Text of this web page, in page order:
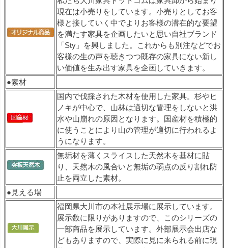
現在は小売りをしています。小売りとしてお客
様と接していく中でよりお客様の潜在的な要望
を満たす家具を企画したいと思い自社ブランド
「Sty」を興しました。これからも別注などでお
客様の生の声を聴きつつ既存の家具にない新し
い価値を生み出す家具を企画していきます。
●素材
国内で伐採された木材を使用した家具。杉やヒ
ノキが中心で、山林は適切な管理をしないと洪
水や山崩れの原因となります。国産材を積極的
に使うことにより山の管理が適切に行われるよ
うになります。
無垢材を薄くスライスした天然木を基材に貼
り、天然木の風合いと無垢の弱点の反り割れ防
止を両立した素材。
●見える場
福岡県大川市の本社展示場に展示しています。
展示数に限りがありますので、このシリーズの
一部商品を展示しています。外部展示会出店な
どもありますので、実際に見に来られる前に現